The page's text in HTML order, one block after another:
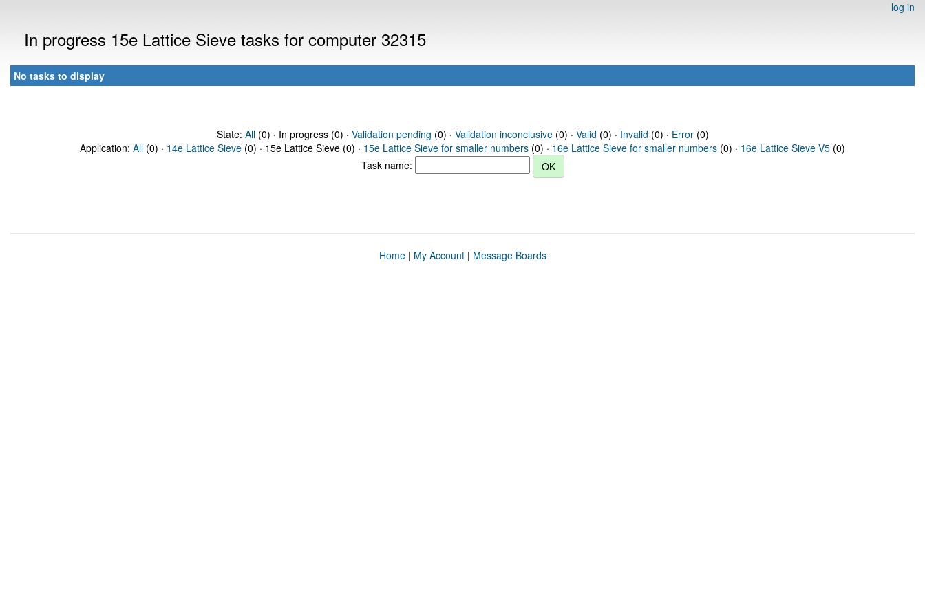
log in
In progress 15e Lattice Sieve tasks for computer 32315
No tasks to display
State: All(0) · In progress (0) · Validation pending (0) · Validation inconclusive(0) · Valid (0) · Invalid (0) · Error(0)
Application: All (0) · 14e Lattice Sieve (0) · 15e Lattice Sieve (0) · 15e Lattice Sieve for smaller numbers (0) · 16e Lattice Sieve for smaller numbers (0) · 16e Lattice Sieve V5 (0)
Task name:
Home| My Account| Message Boards